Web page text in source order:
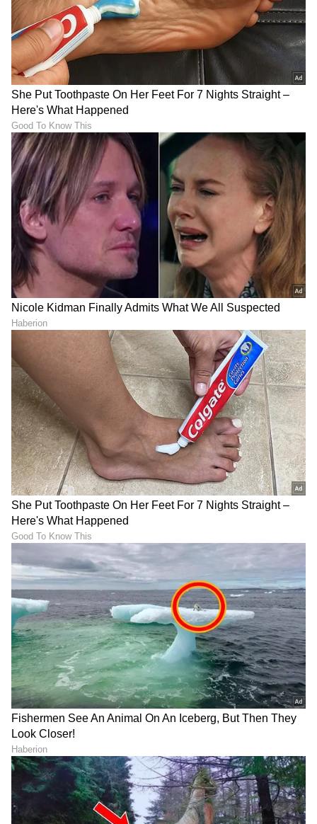
Trade Deal | Party Rounds